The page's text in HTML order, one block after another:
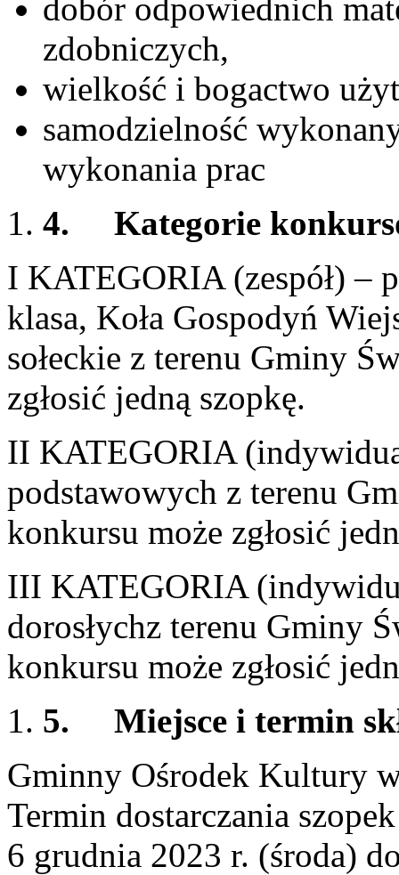
dobór odpowiednich
zdobniczych,
wielkość i bogactwo
samodzielność
wykonania prac
4. Kategorie
I KATEGORIA (zespół) –
klasa, Koła Gospodyń
sołeckie z terenu Gminy
zgłosić jedną szopkę.
II KATEGORIA
podstawowych z terenu
konkursu może zgłosić
III KATEGORIA
dorosłychz terenu Gminy
konkursu może zgłosić
5. Miejsce i termin
Gminny Ośrodek Kultury
Termin dostarczania
6 grudnia 2023 r. (środa)